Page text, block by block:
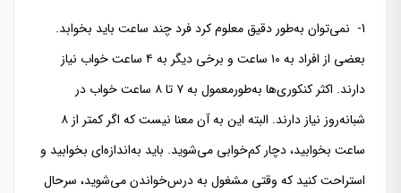
1- نمی‌توان به‌طور دقیق معلوم کرد فرد چند ساعت باید بخوابد.
بعضی از افراد به ۱۰ ساعت و برخی دیگر به ۴ ساعت خواب نیاز
دارند. اکثر کنکوری‌ها به‌طورمعمول به ۷ تا ۸ ساعت خواب در
شبانه‌روز نیاز دارند. البته این به آن معنا نیست که اگر کمتر از ۸
ساعت بخوابید، دچار کم‌خوابی می‌شوید. باید به‌اندازه‌ای بخوابید و
استراحت کنید که وقتی مشغول به درس‌خواندن می‌شوید، سرحال